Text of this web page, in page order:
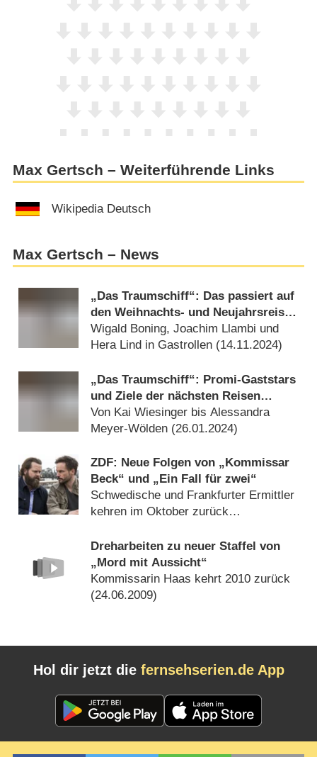
Max Gertsch – Weiterführende Links
Wikipedia Deutsch
Max Gertsch – News
„Das Traumschiff“: Das passiert auf
den Weihnachts- und Neujahrsreisen
2024/​25
Wigald Boning, Joachim Llambi und
Hera Lind in Gastrollen (14.11.2024)
„Das Traumschiff“: Promi-Gaststars
und Ziele der nächsten Reisen
stehen fest
Von Kai Wiesinger bis Alessandra
Meyer-Wölden (26.01.2024)
ZDF: Neue Folgen von „Kommissar
Beck“ und „Ein Fall für zwei“
Schwedische und Frankfurter Ermittler
kehren im Oktober zurück
Dreharbeiten zu neuer Staffel von
„Mord mit Aussicht“
Kommissarin Haas kehrt 2010 zurück
(24.06.2009)
Hol dir jetzt die fernsehserien.de App